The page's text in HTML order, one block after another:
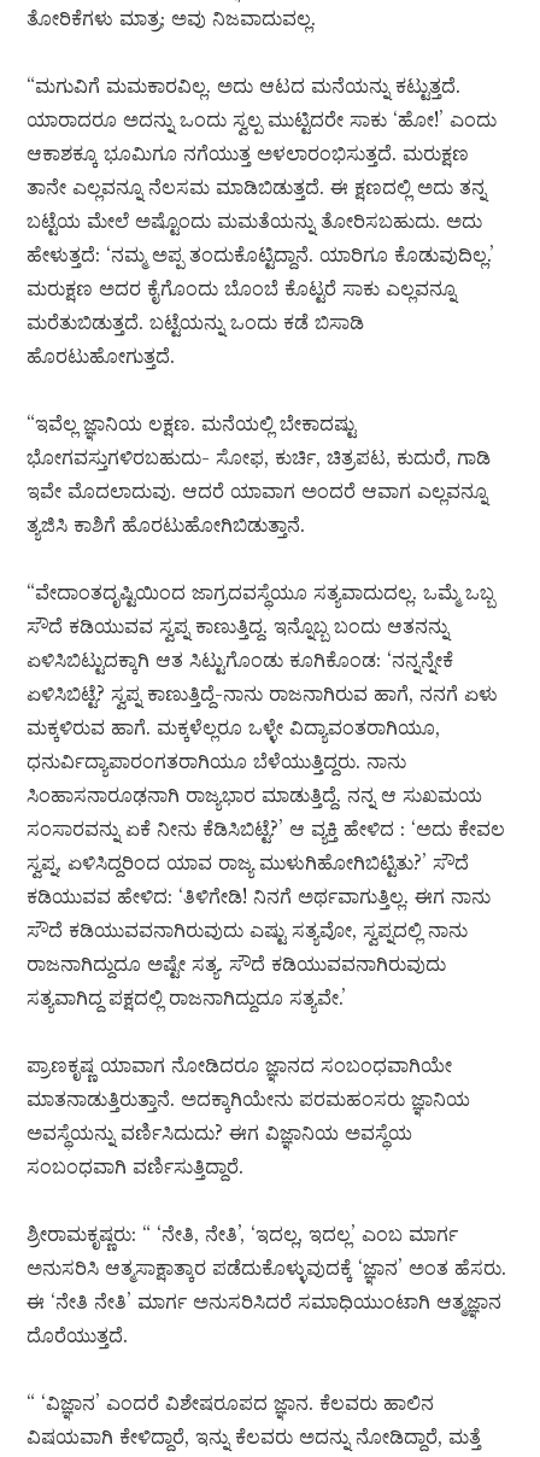
ತೋರಿಕೆಗಳು ಮಾತ್ರ; ಅವು ನಿಜವಾದುವಲ್ಲ.
“ಮಗುವಿಗೆ ಮಮಕಾರವಿಲ್ಲ. ಅದು ಆಟದ ಮನೆಯನ್ನು ಕಟ್ಟುತ್ತದೆ.
ಯಾರಾದರೂ ಅದನ್ನು ಒಂದು ಸ್ವಲ್ಪ ಮುಟ್ಟಿದರೇ ಸಾಕು ‘ಹೋ!’ ಎಂದು
ಆಕಾಶಕ್ಕೂ ಭೂಮಿಗೂ ನಗೆಯುತ್ತ ಅಳಲಾರಂಭಿಸುತ್ತದೆ. ಮರುಕ್ಷಣ
ತಾನೇ ಎಲ್ಲವನ್ನೂ ನೆಲಸಮ ಮಾಡಿಬಿಡುತ್ತದೆ. ಈ ಕ್ಷಣದಲ್ಲಿ ಅದು ತನ್ನ
ಬಟ್ಟೆಯ ಮೇಲೆ ಅಷ್ಟೊಂದು ಮಮತೆಯನ್ನು ತೋರಿಸಬಹುದು. ಅದು
ಹೇಳುತ್ತದೆ: ‘ನಮ್ಮ ಅಪ್ಪ ತಂದುಕೊಟ್ಟಿದ್ದಾನೆ. ಯಾರಿಗೂ ಕೊಡುವುದಿಲ್ಲ.’
ಮರುಕ್ಷಣ ಅದರ ಕೈಗೊಂದು ಬೊಂಬೆ ಕೊಟ್ಟರೆ ಸಾಕು ಎಲ್ಲವನ್ನೂ
ಮರೆತುಬಿಡುತ್ತದೆ. ಬಟ್ಟೆಯನ್ನು ಒಂದು ಕಡೆ ಬಿಸಾಡಿ
ಹೊರಟುಹೋಗುತ್ತದೆ.
“ಇವೆಲ್ಲ ಜ್ಞಾನಿಯ ಲಕ್ಷಣ. ಮನೆಯಲ್ಲಿ ಬೇಕಾದಷ್ಟು
ಭೋಗವಸ್ತುಗಳಿರಬಹುದು- ಸೋಫ, ಕುರ್ಚಿ, ಚಿತ್ರಪಟ, ಕುದುರೆ, ಗಾಡಿ
ಇವೇ ಮೊದಲಾದುವು. ಆದರೆ ಯಾವಾಗ ಅಂದರೆ ಆವಾಗ ಎಲ್ಲವನ್ನೂ
ತ್ಯಜಿಸಿ ಕಾಶಿಗೆ ಹೊರಟುಹೋಗಿಬಿಡುತ್ತಾನೆ.
“ವೇದಾಂತದೃಷ್ಟಿಯಿಂದ ಜಾಗ್ರದವಸ್ಥೆಯೂ ಸತ್ಯವಾದುದಲ್ಲ. ಒಮ್ಮೆ ಒಬ್ಬ
ಸೌದೆ ಕಡಿಯುವವ ಸ್ವಪ್ನ ಕಾಣುತ್ತಿದ್ದ. ಇನ್ನೊಬ್ಬ ಬಂದು ಆತನನ್ನು
ಏಳಿಸಿಬಿಟ್ಟುದಕ್ಕಾಗಿ ಆತ ಸಿಟ್ಟುಗೊಂಡು ಕೂಗಿಕೊಂಡ: ‘ನನ್ನನ್ನೇಕೆ
ಏಳಿಸಿಬಿಟ್ಟೆ? ಸ್ವಪ್ನ ಕಾಣುತ್ತಿದ್ದೆ-ನಾನು ರಾಜನಾಗಿರುವ ಹಾಗೆ, ನನಗೆ ಏಳು
ಮಕ್ಕಳಿರುವ ಹಾಗೆ. ಮಕ್ಕಳೆಲ್ಲರೂ ಒಳ್ಳೇ ವಿದ್ಯಾವಂತರಾಗಿಯೂ,
ಧನುರ್ವಿದ್ಯಾಪಾರಂಗತರಾಗಿಯೂ ಬೆಳೆಯುತ್ತಿದ್ದರು. ನಾನು
ಸಿಂಹಾಸನಾರೂಢನಾಗಿ ರಾಜ್ಯಭಾರ ಮಾಡುತ್ತಿದ್ದೆ. ನನ್ನ ಆ ಸುಖಮಯ
ಸಂಸಾರವನ್ನು ಏಕೆ ನೀನು ಕೆಡಿಸಿಬಿಟ್ಟೆ?’ ಆ ವ್ಯಕ್ತಿ ಹೇಳಿದ : ‘ಅದು ಕೇವಲ
ಸ್ವಪ್ನ, ಏಳಿಸಿದ್ದರಿಂದ ಯಾವ ರಾಜ್ಯ ಮುಳುಗಿಹೋಗಿಬಿಟ್ಟಿತು?’ ಸೌದೆ
ಕಡಿಯುವವ ಹೇಳಿದ: ‘ತಿಳಿಗೇಡಿ! ನಿನಗೆ ಅರ್ಥವಾಗುತ್ತಿಲ್ಲ. ಈಗ ನಾನು
ಸೌದೆ ಕಡಿಯುವವನಾಗಿರುವುದು ಎಷ್ಟು ಸತ್ಯವೋ, ಸ್ವಪ್ನದಲ್ಲಿ ನಾನು
ರಾಜನಾಗಿದ್ದುದೂ ಅಷ್ಟೇ ಸತ್ಯ. ಸೌದೆ ಕಡಿಯುವವನಾಗಿರುವುದು
ಸತ್ಯವಾಗಿದ್ದ ಪಕ್ಷದಲ್ಲಿ ರಾಜನಾಗಿದ್ದುದೂ ಸತ್ಯವೇ.’
ಪ್ರಾಣಕೃಷ್ಣ ಯಾವಾಗ ನೋಡಿದರೂ ಜ್ಞಾನದ ಸಂಬಂಧವಾಗಿಯೇ
ಮಾತನಾಡುತ್ತಿರುತ್ತಾನೆ. ಅದಕ್ಕಾಗಿಯೇನು ಪರಮಹಂಸರು ಜ್ಞಾನಿಯ
ಅವಸ್ಥೆಯನ್ನು ವರ್ಣಿಸಿದುದು? ಈಗ ವಿಜ್ಞಾನಿಯ ಅವಸ್ಥೆಯ
ಸಂಬಂಧವಾಗಿ ವರ್ಣಿಸುತ್ತಿದ್ದಾರೆ.
ಶ್ರೀರಾಮಕೃಷ್ಣರು: “ ‘ನೇತಿ, ನೇತಿ’, ‘ಇದಲ್ಲ, ಇದಲ್ಲ’ ಎಂಬ ಮಾರ್ಗ
ಅನುಸರಿಸಿ ಆತ್ಮಸಾಕ್ಷಾತ್ಕಾರ ಪಡೆದುಕೊಳ್ಳುವುದಕ್ಕೆ ‘ಜ್ಞಾನ’ ಅಂತ ಹೆಸರು.
ಈ ‘ನೇತಿ ನೇತಿ’ ಮಾರ್ಗ ಅನುಸರಿಸಿದರೆ ಸಮಾಧಿಯುಂಟಾಗಿ ಆತ್ಮಜ್ಞಾನ
ದೊರೆಯುತ್ತದೆ.
“ ‘ವಿಜ್ಞಾನ’ ಎಂದರೆ ವಿಶೇಷರೂಪದ ಜ್ಞಾನ. ಕೆಲವರು ಹಾಲಿನ
ವಿಷಯವಾಗಿ ಕೇಳಿದ್ದಾರೆ, ಇನ್ನು ಕೆಲವರು ಅದನ್ನು ನೋಡಿದ್ದಾರೆ, ಮತ್ತೆ